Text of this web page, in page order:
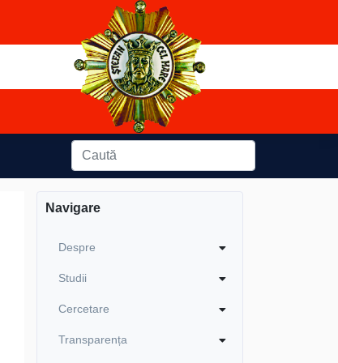
Navigare
Despre
Studii
Cercetare
Transparența